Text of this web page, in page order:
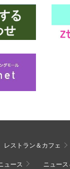
レストラン＆カフェ
ュース ニュー